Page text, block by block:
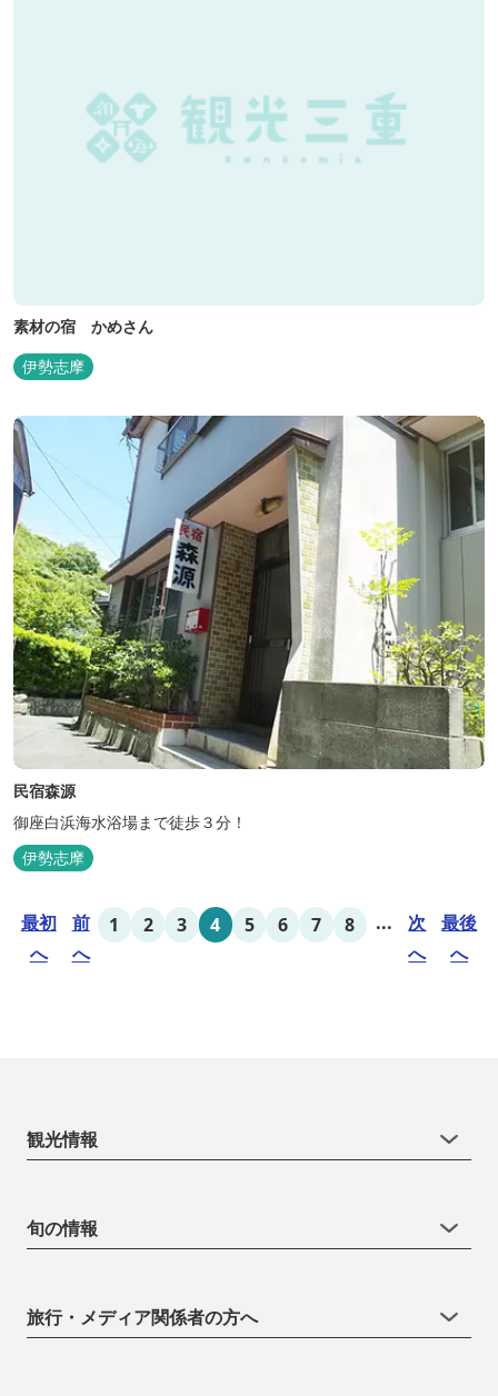
素材の宿 かめさん
伊勢志摩
民宿森源
御座白浜海水浴場まで徒歩３分！
伊勢志摩
最初
へ
前
へ
1 2 3 4 5 6 7 8 ...
次
へ
最後
へ
観光情報
旬の情報
旅行・メディア関係者の方へ